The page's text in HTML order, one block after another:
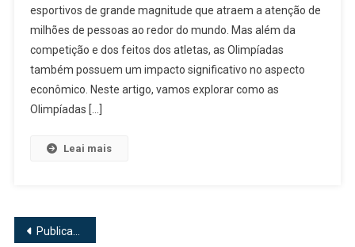
Retorno
Financeiro?
O
Impacto
Econômico
esportivos de grande magnitude que atraem a atenção de
milhões de pessoas ao redor do mundo. Mas além da
competição e dos feitos dos atletas, as Olimpíadas
também possuem um impacto significativo no aspecto
econômico. Neste artigo, vamos explorar como as
Olimpíadas […]
Leai mais
Navegação
Publicações mais antigas